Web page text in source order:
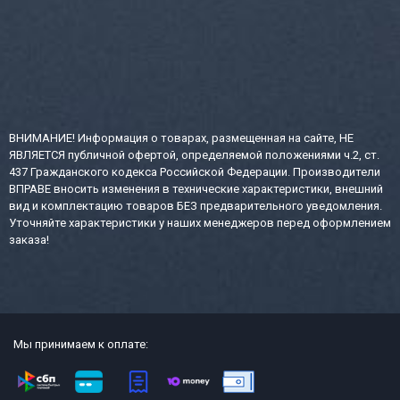
ВНИМАНИЕ! Информация о товарах, размещенная на сайте, НЕ
ЯВЛЯЕТСЯ публичной офертой, определяемой положениями ч.2, ст.
437 Гражданского кодекса Российской Федерации. Производители
ВПРАВЕ вносить изменения в технические характеристики, внешний
вид и комплектацию товаров БЕЗ предварительного уведомления.
Уточняйте характеристики у наших менеджеров перед оформлением
заказа!
Мы принимаем к оплате: